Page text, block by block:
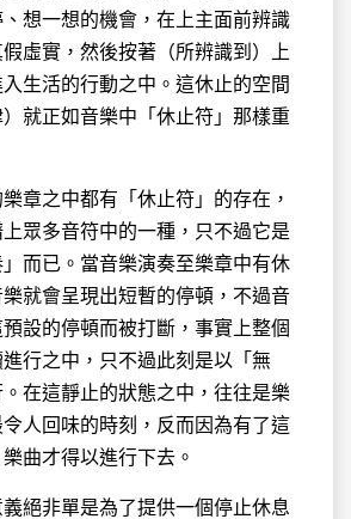
想一想的機會，在上主面前辨識
虛實，然後按著（所辨識到）上
生活的行動之中。這休止的空間
）就正如音樂中「休止符」那樣重
章之中都有「休止符」的存在，
眾多音符中的一種，只不過它是
而已。當音樂演奏至樂章中有休
就會呈現出短暫的停頓，不過音
設的停頓而被打斷，事實上整個
行之中，只不過此刻是以「無
在這靜止的狀態之中，往往是樂
人回味的時刻，反而因為有了這
曲才得以進行下去。
絕非單是為了提供一個停止休息